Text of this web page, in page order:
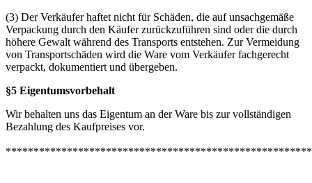
(3) Der Verkäufer haftet nicht für Schäden, die auf unsachgemäße
Verpackung durch den Käufer zurückzuführen sind oder die durch
höhere Gewalt während des Transports entstehen. Zur Vermeidung
von Transportschäden wird die Ware vom Verkäufer fachgerecht
verpackt, dokumentiert und übergeben.
§5 Eigentumsvorbehalt
Wir behalten uns das Eigentum an der Ware bis zur vollständigen
Bezahlung des Kaufpreises vor.